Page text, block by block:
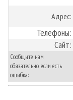
Адрес:
Телефоны:
Сайт:
Сообщите нам
обязательно, если есть
ошибка: